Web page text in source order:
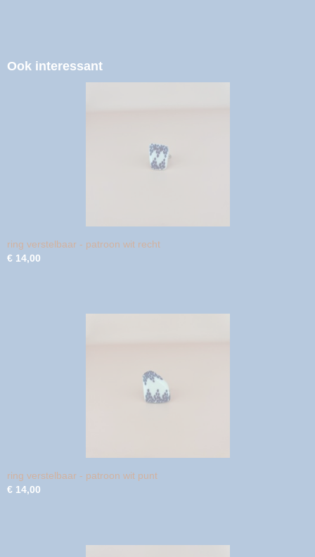
Ook interessant
ring verstelbaar - patroon wit recht
€ 14,00
ring verstelbaar - patroon wit punt
€ 14,00